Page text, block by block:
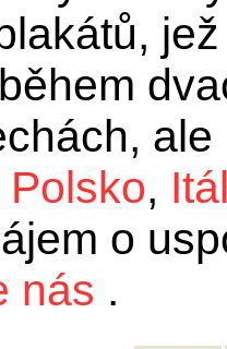
Polsko,
o
nás .